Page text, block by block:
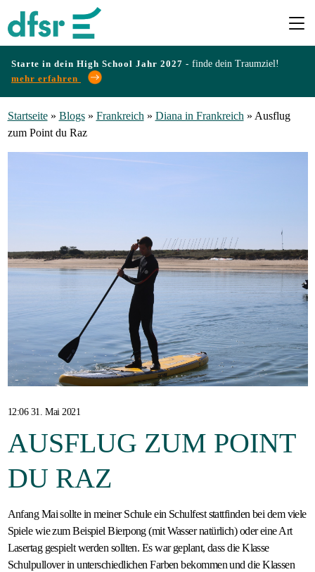
Starte in dein High School Jahr 2027 - finde dein Traumziel!
mehr erfahren
Programme
Erfahrungen
Gastfamilie
werden
Startseite» Blogs» Frankreich» Diana in Frankreich» Ausflug
zum Point du Raz
12:06 31. Mai 2021
AUSFLUG ZUM POINT
DU RAZ
Anfang Mai sollte in meiner Schule ein Schulfest stattfinden bei dem viele
Spiele wie zum Beispiel Bierpong (mit Wasser natürlich) oder eine Art
Lasertag gespielt werden sollten. Es war geplant, dass die Klasse
Schulpullover in unterschiedlichen Farben bekommen und die Klassen